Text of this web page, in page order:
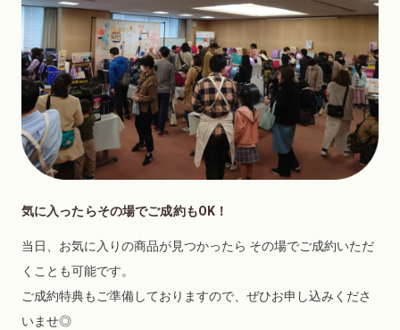
気に入ったらその場でご成約もOK！
当日、お気に入りの商品が見つかったら その場でご成約いただ
くことも可能です。
ご成約特典もご準備しておりますので、ぜひお申し込みくださ
いませ◎